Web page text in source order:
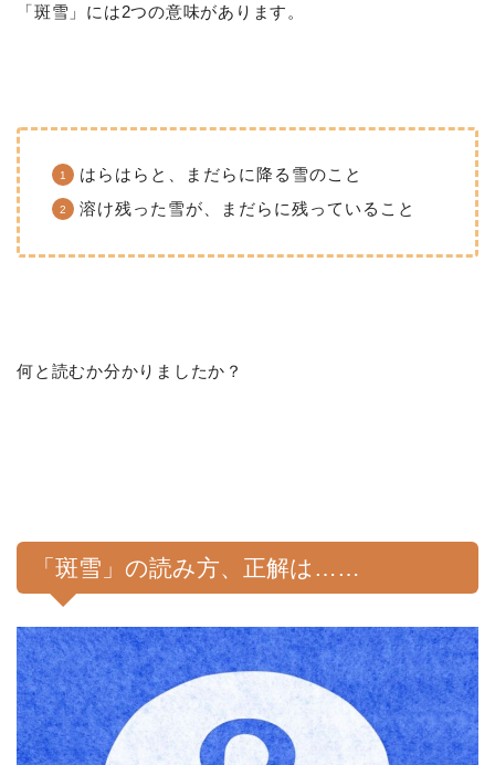
「斑雪」には2つの意味があります。
はらはらと、まだらに降る雪のこと
溶け残った雪が、まだらに残っていること
何と読むか分かりましたか？
「斑雪」の読み方、正解は……